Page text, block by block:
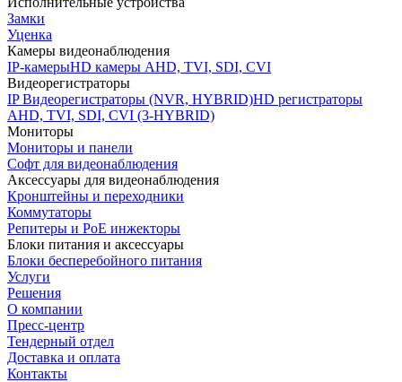
Замки
Уценка
Камеры видеонаблюдения
IP-камерыHD камеры AHD, TVI, SDI, CVI
Видеорегистраторы
IP Видеорегистраторы (NVR, HYBRID)HD регистраторы
AHD, TVI, SDI, CVI (3-HYBRID)
Мониторы
Мониторы и панели
Софт для видеонаблюдения
Аксессуары для видеонаблюдения
Кронштейны и переходники
Коммутаторы
Репитеры и PoE инжекторы
Блоки питания и аксессуары
Блоки бесперебойного питания
Услуги
Решения
О компании
Пресс-центр
Тендерный отдел
Доставка и оплата
Контакты